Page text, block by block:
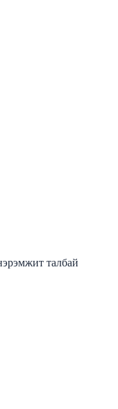
талбай